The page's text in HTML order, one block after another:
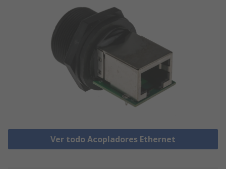
Ver todo Acopladores Ethernet